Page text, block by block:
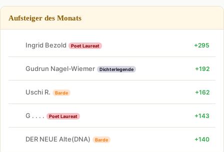
Aufsteiger des Monats
Ingrid Bezold Poet Laureat +295
Gudrun Nagel-Wiemer Dichterlegende +192
Uschi R. Barde +162
G . . . . Poet Laureat +143
DER NEUE Alte(DNA) Barde +140